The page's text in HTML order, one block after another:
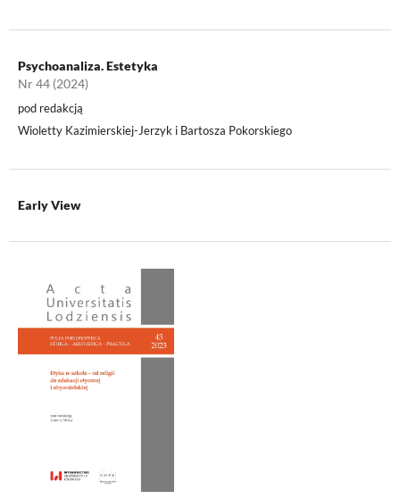
Psychoanaliza. Estetyka
Nr 44 (2024)
pod redakcją
Wioletty Kazimierskiej-Jerzyk i Bartosza Pokorskiego
Early View